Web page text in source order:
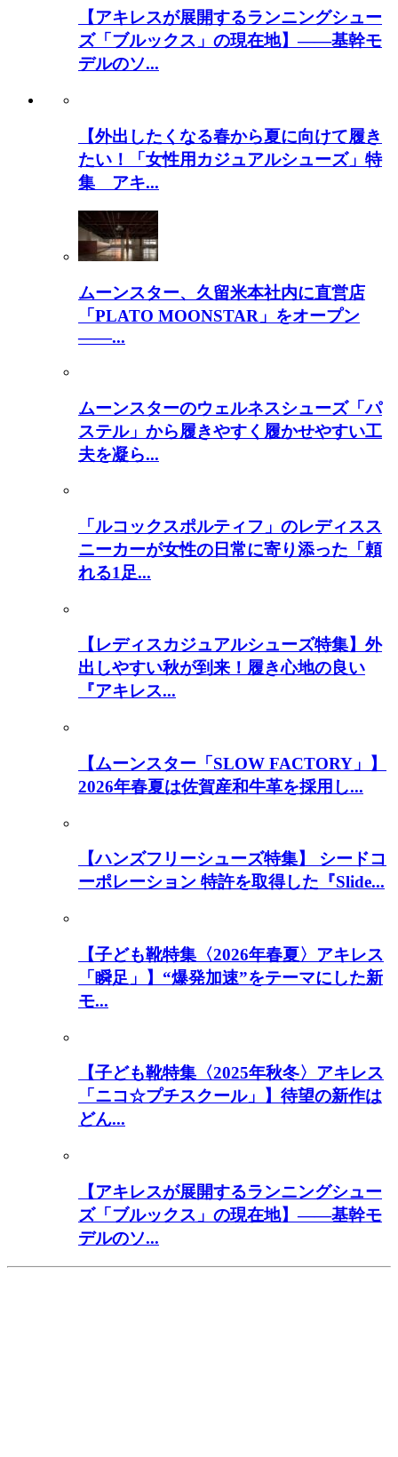
【アキレスが展開するランニングシュー
ズ「ブルックス」の現在地】――基幹モ
デルのソ...
【外出したくなる春から夏に向けて履き
たい！「女性用カジュアルシューズ」特
集 アキ...
ムーンスター、久留米本社内に直営店
「PLATO MOONSTAR」をオープン
――...
ムーンスターのウェルネスシューズ「パ
ステル」から履きやすく履かせやすい工
夫を凝ら...
「ルコックスポルティフ」のレディスス
ニーカーが女性の日常に寄り添った「頼
れる1足...
【レディスカジュアルシューズ特集】外
出しやすい秋が到来！履き心地の良い
『アキレス...
【ムーンスター「SLOW FACTORY」】
2026年春夏は佐賀産和牛革を採用し...
【ハンズフリーシューズ特集】 シードコ
ーポレーション 特許を取得した『Slide...
【子ども靴特集〈2026年春夏〉アキレス
「瞬足」】“爆発加速”をテーマにした新
モ...
【子ども靴特集〈2025年秋冬〉アキレス
「ニコ☆プチスクール」】待望の新作は
どん...
【アキレスが展開するランニングシュー
ズ「ブルックス」の現在地】――基幹モ
デルのソ...